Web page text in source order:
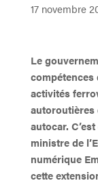
17 novembre
Le
compétences
activités
autoroutières
autocar.
ministre de
numérique
cette